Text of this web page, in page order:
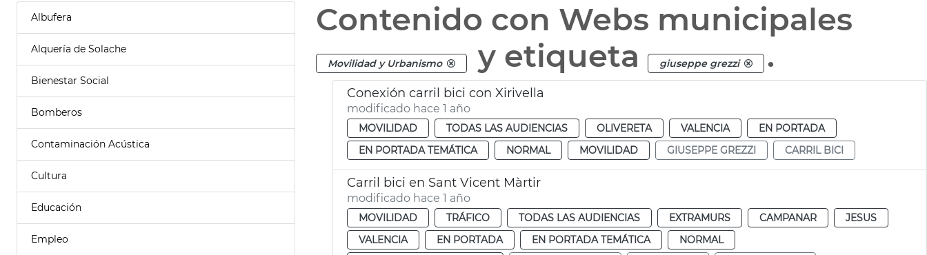
Albufera
Alquería de Solache
Bienestar Social
Bomberos
Contaminación Acústica
Cultura
Educación
Empleo
Contenido con Webs municipales
Movilidad y Urbanismo y etiqueta giuseppe grezzi .
Conexión carril bici con Xirivella
modificado hace 1 año
MOVILIDAD TODAS LAS AUDIENCIAS OLIVERETA VALENCIA
EN PORTADA
EN PORTADA TEMÁTICA
NORMAL MOVILIDAD GIUSEPPE GREZZI CARRIL BICI
Carril bici en Sant Vicent Màrtir
modificado hace 1 año
MOVILIDAD TRÁFICO TODAS LAS AUDIENCIAS EXTRAMURS CAMPANAR
JESUS
VALENCIA
EN PORTADA EN PORTADA TEMÁTICA
NORMAL